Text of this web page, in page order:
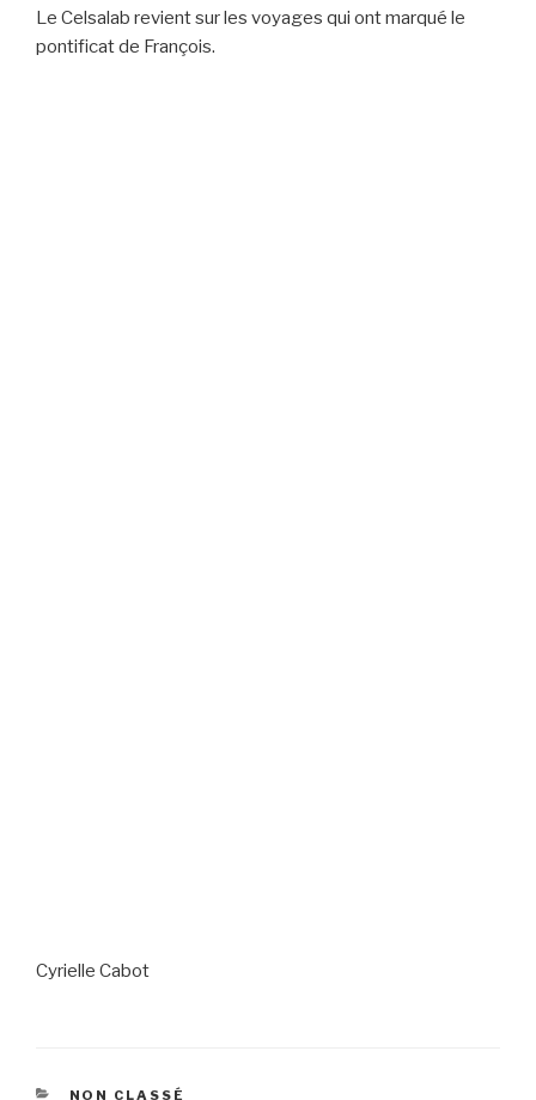
Le Celsalab revient sur les voyages qui ont marqué le
pontificat de François.
Cyrielle Cabot
CATÉGORIES
NON CLASSÉ